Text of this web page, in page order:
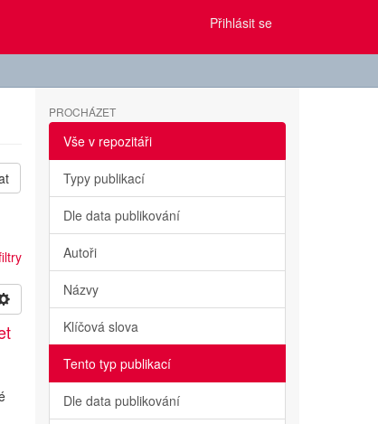
Přihlásit se
PROCHÁZET
Vše v repozitáři
Typy publikací
Dle data publikování
Autoři
Názvy
Klíčová slova
Tento typ publikací
Dle data publikování